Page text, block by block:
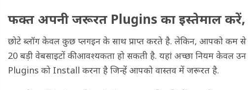
फक्त अपनी जरूरत Plugins का इस्तेमाल करें,
छोटे ब्लॉग केवल कुछ प्लगइन के साथ प्राप्त करते है. लेकिन, आपको कम
20 बड़ी वेबसाइटों की आवश्यकता हो सकती है. यहां अच्छा नियम केवल उन
Plugins को Install करना है जिन्हें आपको वास्तव में जरूरत है.